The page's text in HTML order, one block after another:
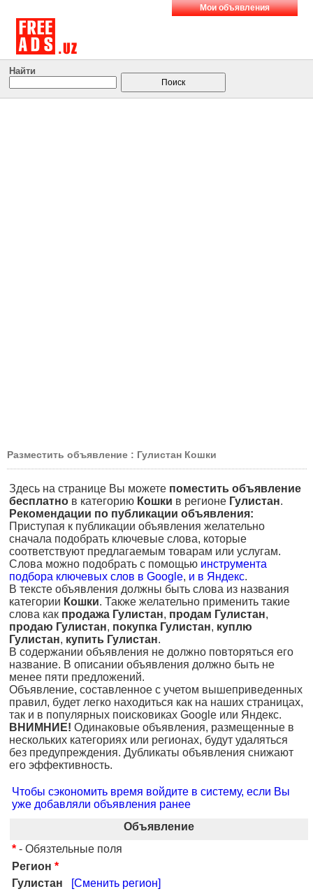
Мои объявления
Найти
Разместить объявление : Гулистан Кошки
Здесь на странице Вы можете поместить объявление
бесплатно в категорию Кошки в регионе Гулистан.
Рекомендации по публикации объявления:
Приступая к публикации объявления желательно
сначала подобрать ключевые слова, которые
соответствуют предлагаемым товарам или услугам.
Слова можно подобрать с помощью инструмента
подбора ключевых слов в Google, и в Яндекс.
В тексте объявления должны быть слова из названия
категории Кошки. Также желательно применить такие
слова как продажа Гулистан, продам Гулистан,
продаю Гулистан, покупка Гулистан, куплю
Гулистан, купить Гулистан.
В содержании объявления не должно повторяться его
название. В описании объявления должно быть не
менее пяти предложений.
Объявление, составленное с учетом вышеприведенных
правил, будет легко находиться как на наших страницах,
так и в популярных поисковиках Google или Яндекс.
ВНИМНИЕ! Одинаковые объявления, размещенные в
нескольких категориях или регионах, будут удаляться
без предупреждения. Дубликаты объявления снижают
его эффективность.
Чтобы сэкономить время войдите в систему, если Вы
уже добавляли объявления ранее
Объявление
* - Обязтельные поля
Регион *
Гулистан
[Сменить регион]